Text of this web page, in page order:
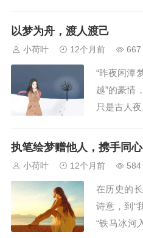
纸上游走
以梦为舟，渡人渡己
小荷叶 12个月前 667
“昨夜闲潭
越”的豪情
只是古人
们：梦想
人的追梦
予他...
执笔绘梦赠他人，携手同
小荷叶 12个月前 584
在历史的
诗意，到“
“铁马冰河